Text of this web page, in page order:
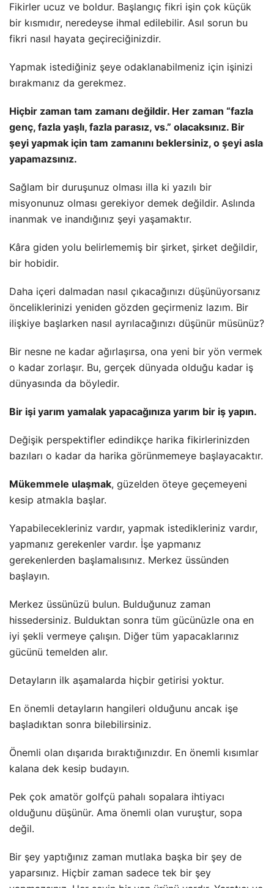
Fikirler ucuz ve boldur. Başlangıç fikri işin çok küçük
bir kısmıdır, neredeyse ihmal edilebilir. Asıl sorun bu
fikri nasıl hayata geçireciğinizdir.
Yapmak istediğiniz şeye odaklanabilmeniz için işinizi
bırakmanız da gerekmez.
Hiçbir zaman tam zamanı değildir. Her zaman “fazla
genç, fazla yaşlı, fazla parasız, vs.” olacaksınız. Bir
şeyi yapmak için tam zamanını beklersiniz, o şeyi asla
yapamazsınız.
Sağlam bir duruşunuz olması illa ki yazılı bir
misyonunuz olması gerekiyor demek değildir. Aslında
inanmak ve inandığınız şeyi yaşamaktır.
Kâra giden yolu belirlememiş bir şirket, şirket değildir,
bir hobidir.
Daha içeri dalmadan nasıl çıkacağınızı düşünüyorsanız
önceliklerinizi yeniden gözden geçirmeniz lazım. Bir
ilişkiye başlarken nasıl ayrılacağınızı düşünür müsünüz?
Bir nesne ne kadar ağırlaşırsa, ona yeni bir yön vermek
o kadar zorlaşır. Bu, gerçek dünyada olduğu kadar iş
dünyasında da böyledir.
Bir işi yarım yamalak yapacağınıza yarım bir iş yapın.
Değişik perspektifler edindikçe harika fikirlerinizden
bazıları o kadar da harika görünmemeye başlayacaktır.
Mükemmele ulaşmak, güzelden öteye geçemeyeni
kesip atmakla başlar.
Yapabilecekleriniz vardır, yapmak istedikleriniz vardır,
yapmanız gerekenler vardır. İşe yapmanız
gerekenlerden başlamalısınız. Merkez üssünden
başlayın.
Merkez üssünüzü bulun. Bulduğunuz zaman
hissedersiniz. Bulduktan sonra tüm gücünüzle ona en
iyi şekli vermeye çalışın. Diğer tüm yapacaklarınız
gücünü temelden alır.
Detayların ilk aşamalarda hiçbir getirisi yoktur.
En önemli detayların hangileri olduğunu ancak işe
başladıktan sonra bilebilirsiniz.
Önemli olan dışarıda bıraktığınızdır. En önemli kısımlar
kalana dek kesip budayın.
Pek çok amatör golfçü pahalı sopalara ihtiyacı
olduğunu düşünür. Ama önemli olan vuruştur, sopa
değil.
Bir şey yaptığınız zaman mutlaka başka bir şey de
yaparsınız. Hiçbir zaman sadece tek bir şey